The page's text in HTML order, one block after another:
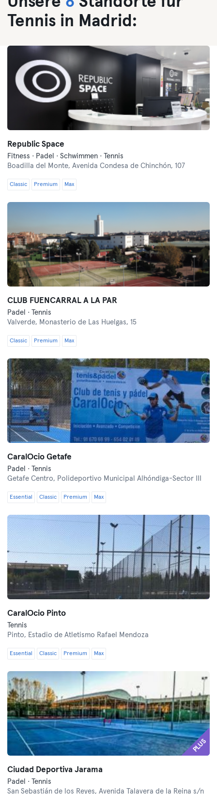
Tennis in Madrid:
Republic Space
Fitness · Padel · Schwimmen · Tennis
Boadilla del Monte, Avenida Condesa de Chinchón, 107
Classic Premium Max
CLUB FUENCARRAL A LA PAR
Padel · Tennis
Valverde, Monasterio de Las Huelgas, 15
Classic Premium Max
CaralOcio Getafe
Padel · Tennis
Getafe Centro, Polideportivo Municipal Alhóndiga-Sector III
Essential Classic Premium Max
CaralOcio Pinto
Tennis
Pinto, Estadio de Atletismo Rafael Mendoza
Essential Classic Premium Max
PLUS
Ciudad Deportiva Jarama
Padel · Tennis
San Sebastián de los Reyes, Avenida Talavera de la Reina s/n